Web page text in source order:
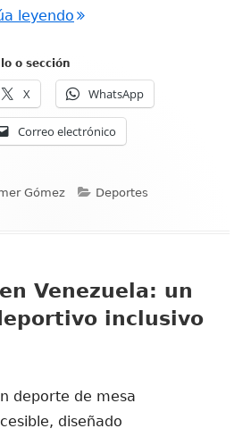
leyendo "TÁCHIRA SE CRECE
o sección
X WhatsApp
Correo electrónico
Gómez Categorías
Deportes
Venezuela: un
inclusivo
deporte de mesa
diseñado